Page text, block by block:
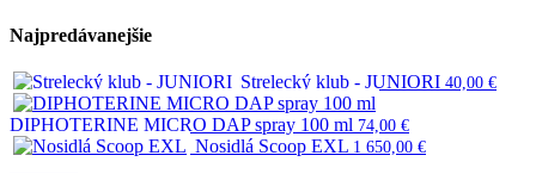
Najpredávanejšie
Strelecký klub - JUNIORI 40,00 €
DIPHOTERINE MICRO DAP spray 100 ml 74,00 €
Nosidlá Scoop EXL 1 650,00 €